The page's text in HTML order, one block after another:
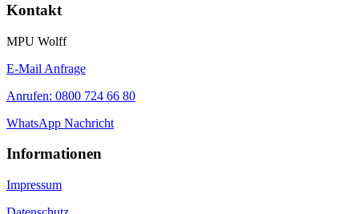
Kontakt
MPU Wolff
E-Mail Anfrage
Anrufen: 0800 724 66 80
WhatsApp Nachricht
Informationen
Impressum